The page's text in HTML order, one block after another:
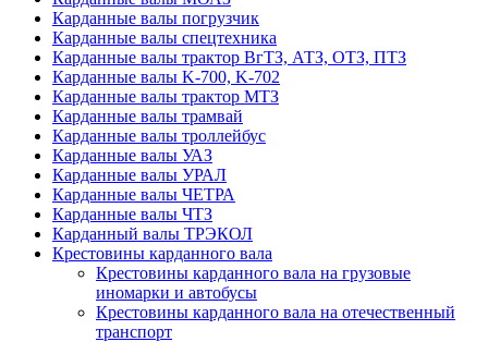
Карданные валы погрузчик
Карданные валы спецтехника
Карданные валы трактор ВгТЗ, АТЗ, ОТЗ, ПТЗ
Карданные валы K-700, K-702
Карданные валы трактор МТЗ
Карданные валы трамвай
Карданные валы троллейбус
Карданные валы УАЗ
Карданные валы УРАЛ
Карданные валы ЧЕТРА
Карданные валы ЧТЗ
Карданный валы ТРЭКОЛ
Крестовины карданного вала
Крестовины карданного вала на грузовые
иномарки и автобусы
Крестовины карданного вала на отечественный
транспорт